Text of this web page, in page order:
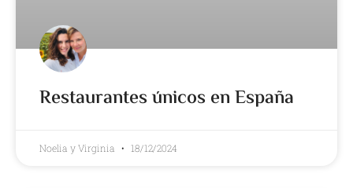
Restaurantes únicos en España
Noelia y Virginia 18/12/2024